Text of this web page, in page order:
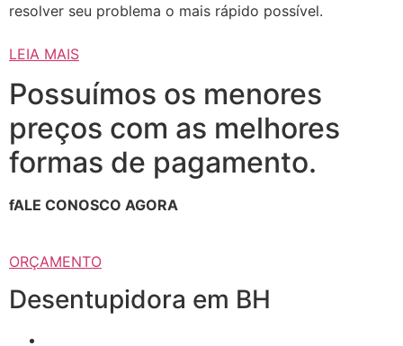
resolver seu problema o mais rápido possível.
LEIA MAIS
Possuímos os menores
preços com as melhores
formas de pagamento.
fALE CONOSCO AGORA
ORÇAMENTO
Desentupidora em BH